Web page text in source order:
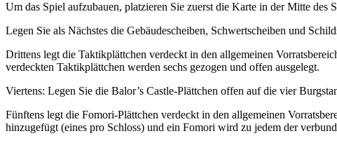
Um das Spiel aufzubauen, platzieren Sie zuerst die Karte in der Mitte des
Legen Sie als Nächstes die Gebäudescheiben, Schwertscheiben und
Drittens legt die Taktikplättchen verdeckt in den allgemeinen
verdeckten Taktikplättchen werden sechs gezogen und offen ausgelegt.
Viertens: Legen Sie die Balor’s Castle-Plättchen offen auf die vier
Fünftens legt die Fomori-Plättchen verdeckt in den allgemeinen
hinzugefügt (eines pro Schloss) und ein Fomori wird zu jedem der